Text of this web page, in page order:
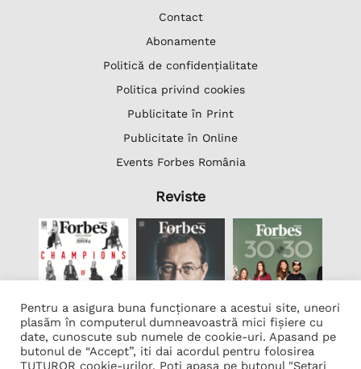
Contact
Abonamente
Politică de confidențialitate
Politica privind cookies
Publicitate în Print
Publicitate în Online
Events Forbes România
Reviste
Lista Firme
Pentru a asigura buna funcționare a acestui site, uneori
plasăm în computerul dumneavoastră mici fișiere cu
date, cunoscute sub numele de cookie-uri. Apasand pe
butonul de “Accept”, iti dai acordul pentru folosirea
TUTUROR cookie-urilor. Poti apasa pe butonul "Setari